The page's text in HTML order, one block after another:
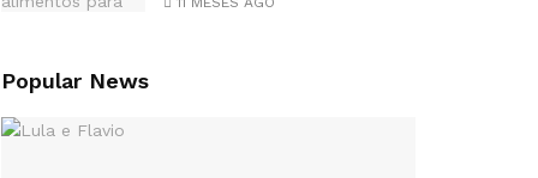
Popular News